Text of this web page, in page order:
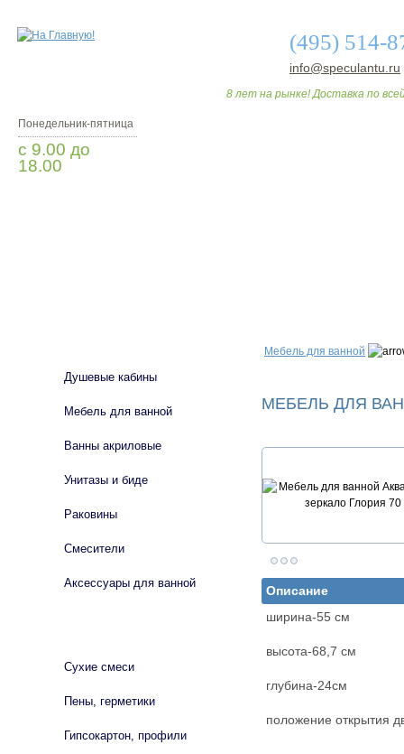
(495) 514-
info@speculantu.ru
8 лет на рынке! Доставка по
Понедельник-пятница
с 9.00 до
18.00
Мебель для ванной
МЕБЕЛЬ ДЛЯ
Описание
ширина-55 см
высота-68,7 см
глубина-24см
положение открытия
Душевые кабины
Мебель для ванной
Ванны акриловые
Унитазы и биде
Раковины
Смесители
Аксессуары для ванной
Сухие смеси
Пены, герметики
Гипсокартон, профили